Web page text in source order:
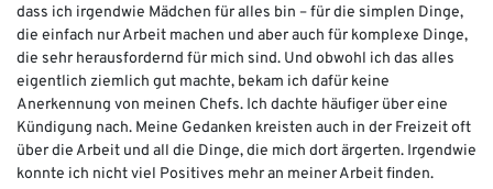
dass ich irgendwie Mädchen für alles bin – für die simplen Dinge,
die einfach nur Arbeit machen und aber auch für komplexe Dinge,
die sehr herausfordernd für mich sind. Und obwohl ich das alles
eigentlich ziemlich gut machte, bekam ich dafür keine
Anerkennung von meinen Chefs. Ich dachte häufiger über eine
Kündigung nach. Meine Gedanken kreisten auch in der Freizeit oft
über die Arbeit und all die Dinge, die mich dort ärgerten. Irgendwie
konnte ich nicht viel Positives mehr an meiner Arbeit finden.